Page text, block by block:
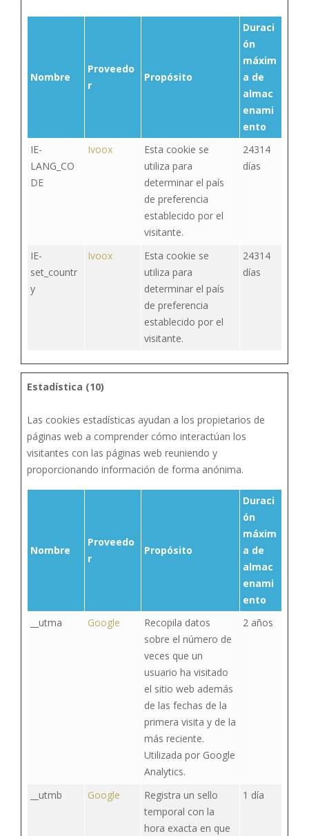
Nombre
Proveedo
r
Propósito
Duraci
ón
máxim
a de
almac
enami
ento
IE-
LANG_CO
DE
Ivoox
Esta cookie se
utiliza para
determinar el país
de preferencia
establecido por el
visitante.
24314
días
IE-
set_countr
y
Ivoox
Esta cookie se
utiliza para
determinar el país
de preferencia
establecido por el
visitante.
24314
días
Estadística (10)
Las cookies estadísticas ayudan a los propietarios de
páginas web a comprender cómo interactúan los
visitantes con las páginas web reuniendo y
proporcionando información de forma anónima.
Nombre
Proveedo
r
Propósito
Duraci
ón
máxim
a de
almac
enami
ento
__utma
Google
Recopila datos
sobre el número de
veces que un
usuario ha visitado
el sitio web además
de las fechas de la
primera visita y de la
más reciente.
Utilizada por Google
Analytics.
2 años
__utmb Google
Registra un sello
temporal con la
hora exacta en que
1 día